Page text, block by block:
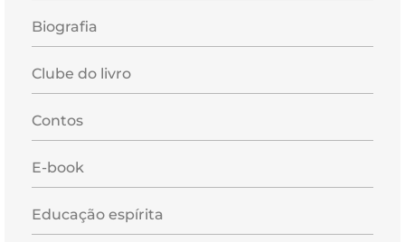
Biografia
Clube do livro
Contos
E-book
Educação espírita